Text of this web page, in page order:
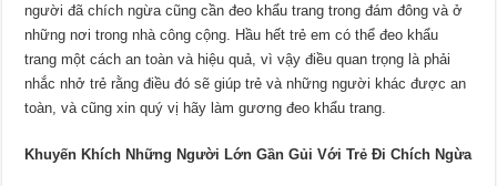
người đã chích ngừa cũng cần đeo khẩu trang trong đám đông và ở
những nơi trong nhà công cộng. Hầu hết trẻ em có thể đeo khẩu
trang một cách an toàn và hiệu quả, vì vậy điều quan trọng là phải
nhắc nhở trẻ rằng điều đó sẽ giúp trẻ và những người khác được an
toàn, và cũng xin quý vị hãy làm gương đeo khẩu trang.
Khuyến Khích Những Người Lớn Gần Gủi Với Trẻ Đi Chích Ngừa